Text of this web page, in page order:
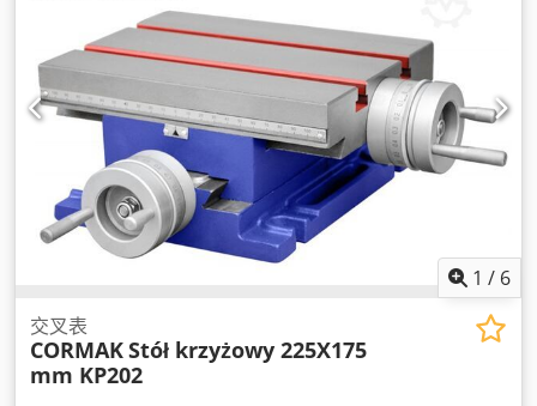
1 / 6
交叉表
CORMAKStół krzyżowy 225X175
mm KP202